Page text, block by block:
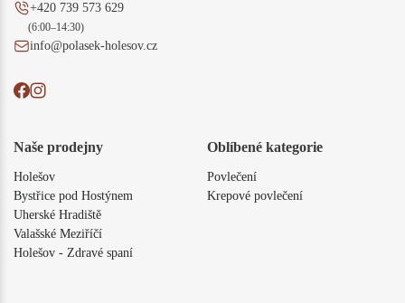
+420 739 573 629
(6:00–14:30)
info@polasek-holesov.cz
Naše prodejny
Holešov
Bystřice pod Hostýnem
Uherské Hradiště
Valašské Meziříčí
Holešov - Zdravé spaní
Oblíbené kategorie
Povlečení
Krepové povlečení